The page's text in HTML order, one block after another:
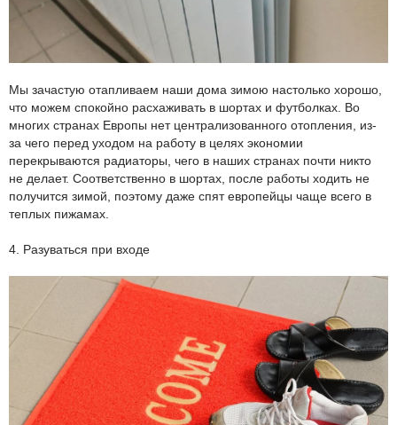
Мы зачастую отапливаем наши дома зимою настолько хорошо,
что можем спокойно расхаживать в шортах и футболках. Во
многих странах Европы нет централизованного отопления, из-
за чего перед уходом на работу в целях экономии
перекрываются радиаторы, чего в наших странах почти никто
не делает. Соответственно в шортах, после работы ходить не
получится зимой, поэтому даже спят европейцы чаще всего в
теплых пижамах.
4. Разуваться при входе